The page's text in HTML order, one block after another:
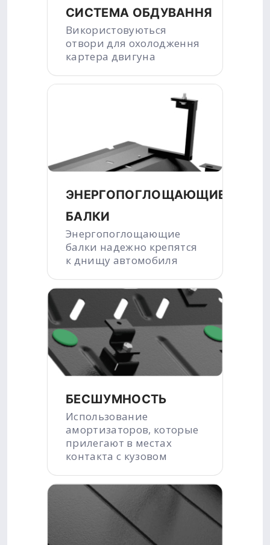
СИСТЕМА ОБДУВАННЯ
Використовуються
отвори для охолодження
картера двигуна
ЭНЕРГОПОГЛОЩАЮЩИЕ
БАЛКИ
Энергопоглощающие
балки надежно крепятся
к днищу автомобиля
БЕСШУМНОСТЬ
Использование
амортизаторов, которые
прилегают в местах
контакта с кузовом